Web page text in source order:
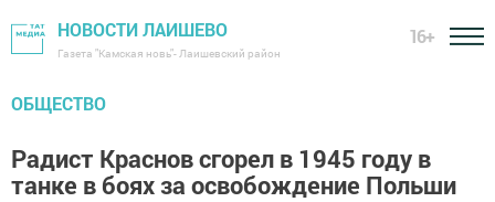
НОВОСТИ ЛАИШЕВО
Газета "Камская новь"- Лаишевский район
16+
ОБЩЕСТВО
Радист Краснов сгорел в 1945 году в
танке в боях за освобождение Польши